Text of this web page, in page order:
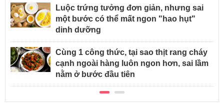
Luộc trứng tưởng đơn giản, nhưng sai
một bước có thể mất ngon "hao hụt"
dinh dưỡng
Cùng 1 công thức, tại sao thịt rang cháy
cạnh ngoài hàng luôn ngon hơn, sai lầm
nằm ở bước đầu tiên